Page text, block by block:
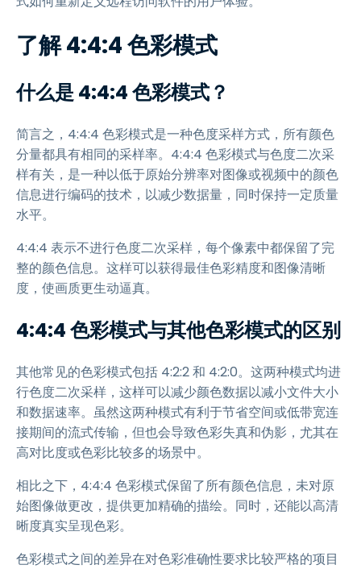
了解 4:4:4 色彩模式
什么是 4:4:4 色彩模式？
简言之，4:4:4 色彩模式是一种色度采样方式，所有颜色
分量都具有相同的采样率。4:4:4 色彩模式与色度二次采
样有关，是一种以低于原始分辨率对图像或视频中的颜色
信息进行编码的技术，以减少数据量，同时保持一定质量
水平。
4:4:4 表示不进行色度二次采样，每个像素中都保留了完
整的颜色信息。这样可以获得最佳色彩精度和图像清晰
度，使画质更生动逼真。
4:4:4 色彩模式与其他色彩模式的区别
其他常见的色彩模式包括 4:2:2 和 4:2:0。这两种模式均进
行色度二次采样，这样可以减少颜色数据以减小文件大小
和数据速率。虽然这两种模式有利于节省空间或低带宽连
接期间的流式传输，但也会导致色彩失真和伪影，尤其在
高对比度或色彩比较多的场景中。
相比之下，4:4:4 色彩模式保留了所有颜色信息，未对原
始图像做更改，提供更加精确的描绘。同时，还能以高清
晰度真实呈现色彩。
色彩模式之间的差异在对色彩准确性要求比较严格的项目